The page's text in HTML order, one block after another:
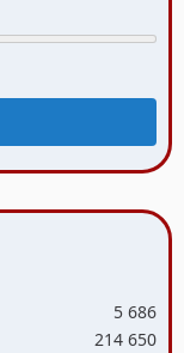
5 686
214 650